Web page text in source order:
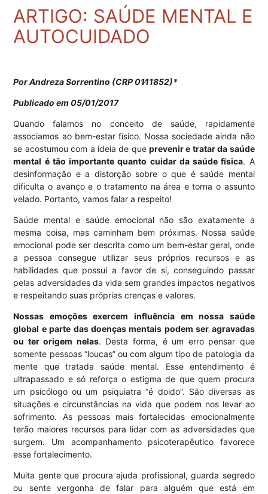
ARTIGO: SAÚDE MENTAL E
AUTOCUIDADO
Por Andreza Sorrentino (CRP 01∕11852)*
Publicado em 05/01/2017
Quando falamos no conceito de saúde, rapidamente
associamos ao bem-estar físico. Nossa sociedade ainda não
se acostumou com a ideia de queprevenir e tratar da saúde
mental é tão importante quanto cuidar da saúde física. A
desinformação e a distorção sobre o que é saúde mental
dificulta o avanço e o tratamento na área e torna o assunto
velado. Portanto, vamos falar a respeito!
Saúde mental e saúde emocional não são exatamente a
mesma coisa, mas caminham bem próximas. Nossa saúde
emocional pode ser descrita como um bem-estar geral, onde
a pessoa consegue utilizar seus próprios recursos e as
habilidades que possui a favor de si, conseguindo passar
pelas adversidades da vida sem grandes impactos negativos
e respeitando suas próprias crenças e valores.
Nossas emoções exercem influência em nossa saúde
global e parte das doenças mentais podem ser agravadas
ou ter origem nelas. Desta forma, é um erro pensar que
somente pessoas “loucas” ou com algum tipo de patologia da
mente que tratada saúde mental. Esse entendimento é
ultrapassado e só reforça o estigma de que quem procura
um psicólogo ou um psiquiatra “é doido”. São diversas as
situações e circunstâncias na vida que podem nos levar ao
sofrimento. As pessoas mais fortalecidas emocionalmente
terão maiores recursos para lidar com as adversidades que
surgem. Um acompanhamento psicoterapêutico favorece
esse fortalecimento.
Muita gente que procura ajuda profissional, guarda segredo
ou sente vergonha de falar para alguém que está em